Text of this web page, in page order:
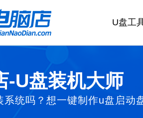
U盘工
-U盘装机大师
系统吗？想一键制作u盘启动